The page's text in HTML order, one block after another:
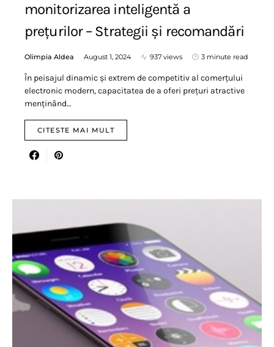
monitorizarea inteligentă a
prețurilor – Strategii și recomandări
Olimpia Aldea August 1, 2024 937 views 3 minute read
În peisajul dinamic și extrem de competitiv al comerțului
electronic modern, capacitatea de a oferi prețuri atractive
menținând…
CITESTE MAI MULT